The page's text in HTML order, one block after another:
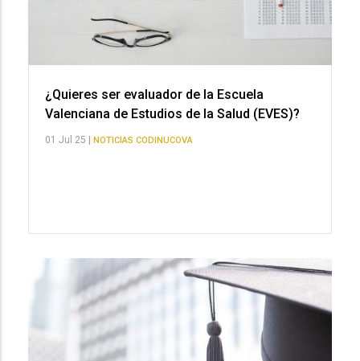
¿Quieres ser evaluador de la Escuela
Valenciana de Estudios de la Salud (EVES)?
01 Jul 25 | NOTICIAS CODINUCOVA